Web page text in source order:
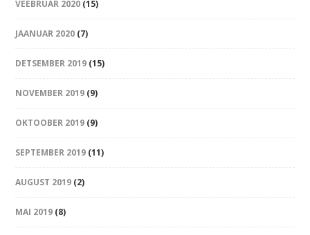
VEEBRUAR 2020 (15)
JAANUAR 2020 (7)
DETSEMBER 2019 (15)
NOVEMBER 2019 (9)
OKTOOBER 2019 (9)
SEPTEMBER 2019 (11)
AUGUST 2019 (2)
MAI 2019 (8)